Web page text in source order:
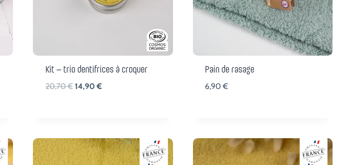
Kit – trio dentifrices à croquer
20,70€ Le
14,90 €Le
Pain de rasage
6,90€